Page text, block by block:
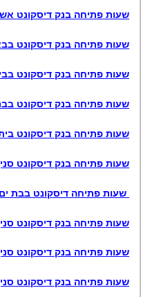
שעות פתיחה בנק דיסקונט
שעות פתיחה בנק דיסקונט
שעות פתיחה בנק דיסקונט
שעות פתיחה בנק דיסקונט
שעות פתיחה בנק דיסקונט בית
שעות פתיחה בנק דיסקונט
שעות פתיחה דיסקונט בבת
שעות פתיחה בנק דיסקונט
שעות פתיחה בנק דיסקונט
שעות פתיחה בנק דיסקונט